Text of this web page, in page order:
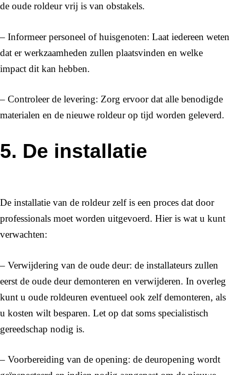
de oude roldeur vrij is van obstakels.
– Informeer personeel of huisgenoten: Laat iedereen weten
dat er werkzaamheden zullen plaatsvinden en welke
impact dit kan hebben.
– Controleer de levering: Zorg ervoor dat alle benodigde
materialen en de nieuwe roldeur op tijd worden geleverd.
5. De installatie
De installatie van de roldeur zelf is een proces dat door
professionals moet worden uitgevoerd. Hier is wat u kunt
verwachten:
– Verwijdering van de oude deur: de installateurs zullen
eerst de oude deur demonteren en verwijderen. In overleg
kunt u oude roldeuren eventueel ook zelf demonteren, als
u kosten wilt besparen. Let op dat soms specialistisch
gereedschap nodig is.
– Voorbereiding van de opening: de deuropening wordt